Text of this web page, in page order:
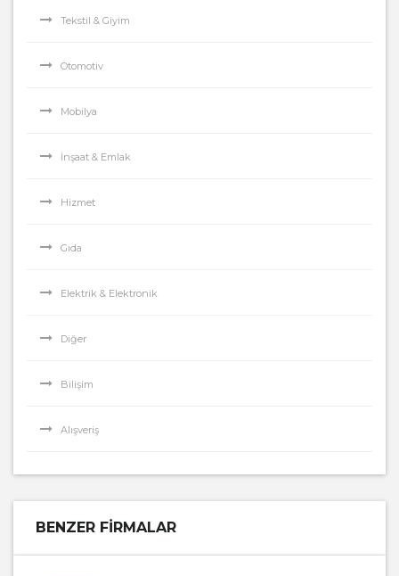
Tekstil & Giyim
Otomotiv
Mobilya
İnşaat & Emlak
Hizmet
Gıda
Elektrik & Elektronik
Diğer
Bilişim
Alışveriş
BENZER FIRMALAR